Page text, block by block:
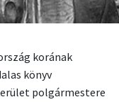
korának
könyv
polgármestere